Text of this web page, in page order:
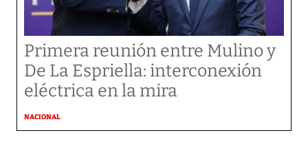
Primera reunión entre Mulino y
De La Espriella: interconexión
eléctrica en la mira
NACIONAL